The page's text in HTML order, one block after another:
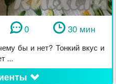
0 30 мин
бы и нет? Тонкий вкус и
...